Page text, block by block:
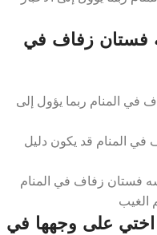
فستان زفاف في
في المنام ربما يؤول إلى
في المنام قد يكون دليل
فستان زفاف في المنام
الغيب
على وجهها في